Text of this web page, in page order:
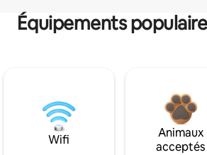
Équipements
Wifi
Animaux
acceptés